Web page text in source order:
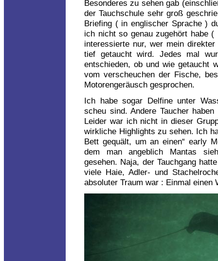
Besonderes zu sehen gab
der Tauchschule sehr groß
Briefing ( in englischer Sprache )
ich nicht so genau zugehört habe
interessierte nur, wer mein
tief getaucht wird. Jedes mal
entschieden, ob und wie getaucht
vom verscheuchen der Fische,
Motorengeräusch gesprochen.
Ich habe sogar Delfine unter
scheu sind. Andere Taucher
Leider war ich nicht in dieser
wirkliche Highlights zu sehen. Ich
Bett gequält, um an einen“ early
dem man angeblich Mantas
gesehen. Naja, der Tauchgang
viele Haie, Adler- und
absoluter Traum war : Einmal einen